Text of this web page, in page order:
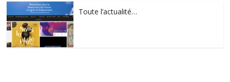
Toute l’actualité…